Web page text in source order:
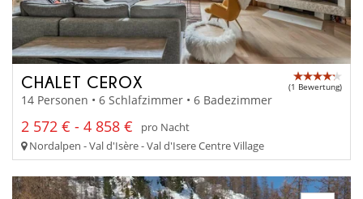
CHALET CEROX (1 Bewertung)
14 Personen • 6 Schlafzimmer • 6 Badezimmer
2 572 € - 4 858 €
pro Nacht
Nordalpen - Val d'Isère - Val d'Isere Centre Village